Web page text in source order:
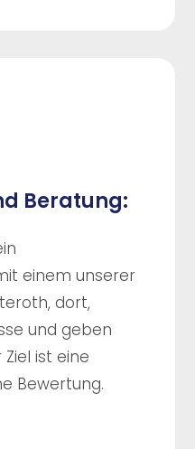
Beratung:
einem unserer
dort,
und geben
ist eine
Bewertung.